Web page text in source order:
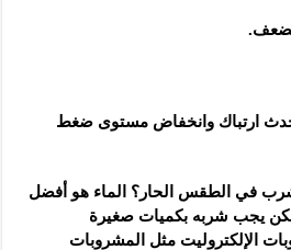
ارتباك وانخفاض مستوى ضغط
في الطقس الحار؟ الماء هو أفضل
يجب شربه بكميات صغيرة
الإلكتروليت مثل المشروبات